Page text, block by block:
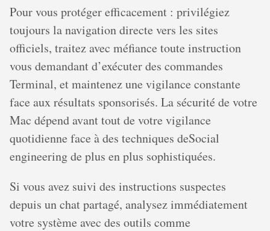
Pour vous protéger efficacement : privilégiez
toujours la navigation directe vers les sites
officiels, traitez avec méfiance toute instruction
vous demandant d’exécuter des commandes
Terminal, et maintenez une vigilance constante
face aux résultats sponsorisés. La sécurité de votre
Mac dépend avant tout de votre vigilance
quotidienne face à des techniques deSocial
engineering de plus en plus sophistiquées.
Si vous avez suivi des instructions suspectes
depuis un chat partagé, analysez immédiatement
votre système avec des outils comme